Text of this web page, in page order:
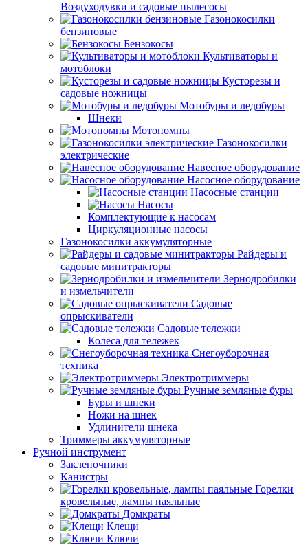
Воздуходувки и садовые пылесосы
Газонокосилки
бензиновые
Бензокосы
Культиваторы и
мотоблоки
Кусторезы и
садовые ножницы
Мотобуры и ледобуры
Шнеки
Мотопомпы
Газонокосилки
электрические
Навесное оборудование
Насосное оборудование
Насосные станции
Насосы
Комплектующие к насосам
Циркуляционные насосы
Газонокосилки аккумуляторные
Райдеры и
садовые минитракторы
Зернодробилки
и измельчители
Садовые
опрыскиватели
Садовые тележки
Колеса для тележек
Снегоуборочная
техника
Электротриммеры
Ручные земляные буры
Буры и шнеки
Ножи на шнек
Удлинители шнека
Триммеры аккумуляторные
Ручной инструмент
Заклепочники
Канистры
Горелки
кровельные, лампы паяльные
Домкраты
Клещи
Ключи